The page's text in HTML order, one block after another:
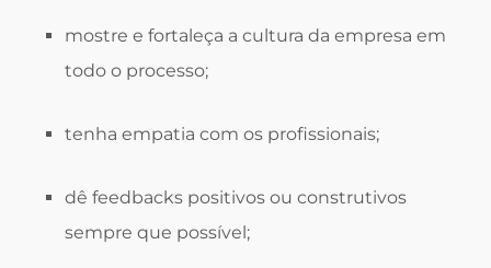
mostre e fortaleça a cultura da empresa em
todo o processo;
tenha empatia com os profissionais;
dê feedbacks positivos ou construtivos
sempre que possível;